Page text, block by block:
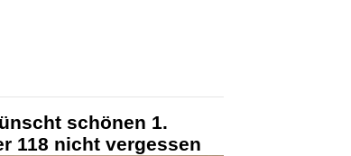
schönen 1.
118 nicht vergessen